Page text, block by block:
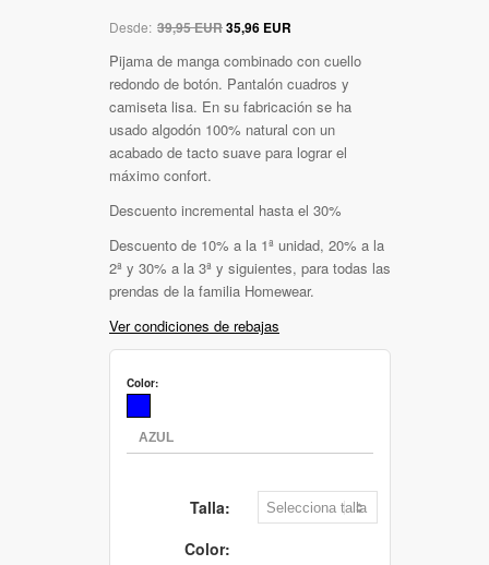
Desde: 39,95 EUR35,96 EUR
Pijama de manga combinado con cuello
redondo de botón. Pantalón cuadros y
camiseta lisa. En su fabricación se ha
usado algodón 100% natural con un
acabado de tacto suave para lograr el
máximo confort.
Descuento incremental hasta el 30%
Descuento de 10% a la 1ª unidad, 20% a la
2ª y 30% a la 3ª y siguientes, para todas las
prendas de la familia Homewear.
Ver condiciones de rebajas
Color:
Talla:
Color: